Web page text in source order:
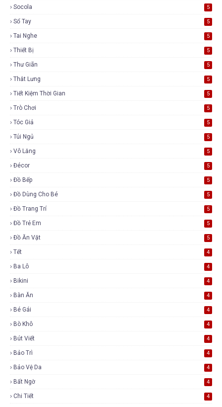
Socola 5
Sổ Tay 5
Tai Nghe 5
Thiết Bị 5
Thư Giãn 5
Thắt Lưng 5
Tiết Kiệm Thời Gian 5
Trò Chơi 5
Tóc Giả 5
Túi Ngủ 5
Vô Lăng 5
Đécor 5
Đồ Bếp 5
Đồ Dùng Cho Bé 5
Đồ Trang Trí 5
Đồ Trẻ Em 5
Đồ Ăn Vặt 5
Tết 4
Ba Lô 4
Bikini 4
Bàn Ăn 4
Bé Gái 4
Bò Khô 4
Bút Viết 4
Bảo Trì 4
Bảo Vệ Da 4
Bất Ngờ 4
Chi Tiết 4